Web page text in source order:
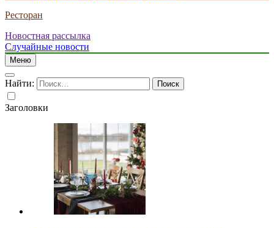
Ресторан
Новостная рассылка
Случайные новости
Меню
Найти:
Заголовки